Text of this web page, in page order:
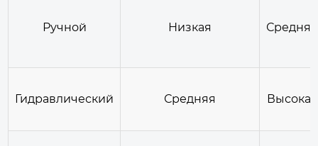
Ручной Низкая Средняя
Гидравлический Средняя Высокая